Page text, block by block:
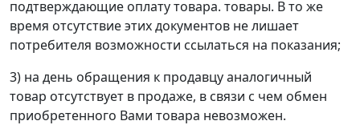
подтверждающие оплату товара. товары. В то же
время отсутствие этих документов не лишает
потребителя возможности ссылаться на показания;
3) на день обращения к продавцу аналогичный
товар отсутствует в продаже, в связи с чем обмен
приобретенного Вами товара невозможен.